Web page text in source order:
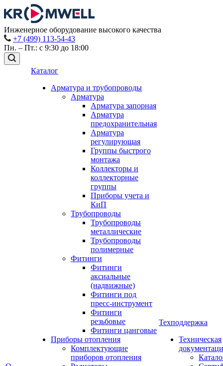
Инженерное оборудование высокого качества
+7 (499) 113-54-43
Пн. – Пт.: с 9:30 до 18:00
Каталог
Арматура и трубопроводы
Арматура
Арматура запорная
Арматура
предохранительная
Арматура
регулирующая
Группы быстрого
монтажа
Коллекторы и
коллекторные
группы
Приборы учета и
КиП
Трубопроводы
Трубопроводы
металлические
Трубопроводы
полимерные
Фитинги
Фитинги
аксиальные
(надвижные)
Фитинги под
пресс-инструмент
Фитинги
резьбовые
Фитинги цанговые
Приборы отопления
Комплектующие
приборов отопления
Техподдержка
Техническая